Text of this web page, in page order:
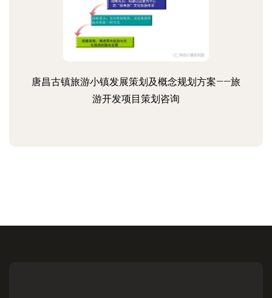
唐昌古镇旅游小镇发展策划及概念规划方案——旅
游开发项目策划咨询